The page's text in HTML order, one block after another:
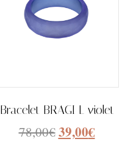
Bracelet BRAGI L violet
78,00€39,00€